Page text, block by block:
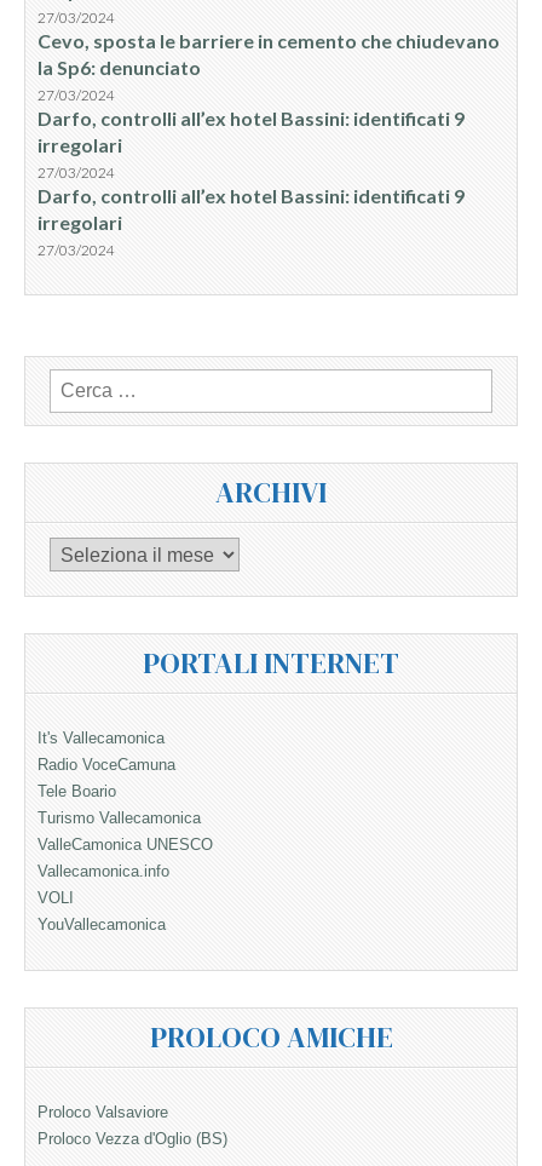
27/03/2024
Cevo, sposta le barriere in cemento che chiudevano
la Sp6: denunciato
27/03/2024
Darfo, controlli all’ex hotel Bassini: identificati 9
irregolari
27/03/2024
Darfo, controlli all’ex hotel Bassini: identificati 9
irregolari
27/03/2024
Ricerca
per:
ARCHIVI
Archivi
PORTALI INTERNET
It's Vallecamonica
Radio VoceCamuna
Tele Boario
Turismo Vallecamonica
ValleCamonica UNESCO
Vallecamonica.info
VOLI
YouVallecamonica
PROLOCO AMICHE
Proloco Valsaviore
Proloco Vezza d'Oglio (BS)